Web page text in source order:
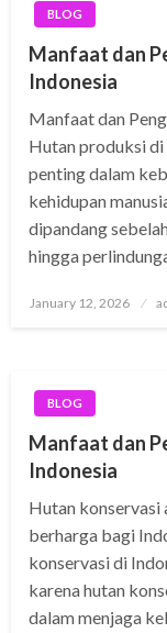
BLOG
Manfaat dan
Indonesia
Manfaat dan
Hutan produksi di
penting dalam
kehidupan
dipandang
hingga
Posted
January 12, 2026
BLOG
Manfaat dan
Indonesia
Hutan konservasi
berharga bagi
konservasi di
karena hutan
dalam menjaga